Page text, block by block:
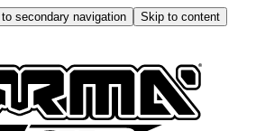
secondary navigation
Skip to content